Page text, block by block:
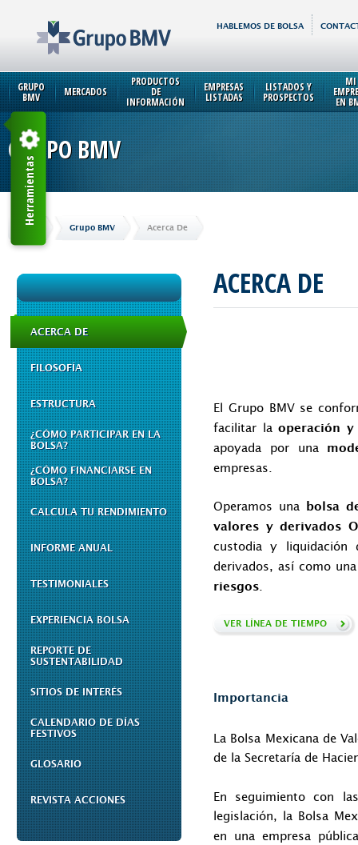
HABLEMOS DE BOLSA
GRUPO
BMV MERCADOS
PRODUCTOS
DE
INFORMACIÓN
EMPRESAS
LISTADAS
LISTADOS Y
PROSPECTOS
MI
EN
GRUPO BMV
Inicio Grupo BMV Acerca De
ACERCA DE
FILOSOFÍA
ESTRUCTURA
¿CÓMO PARTICIPAR EN LA
BOLSA?
¿CÓMO FINANCIARSE EN
BOLSA?
CALCULA TU RENDIMIENTO
INFORME ANUAL
TESTIMONIALES
EXPERIENCIA BOLSA
REPORTE DE
SUSTENTABILIDAD
SITIOS DE INTERÉS
CALENDARIO DE DÍAS
FESTIVOS
GLOSARIO
REVISTA ACCIONES
ACERCA DE
El Grupo BMV se
facilitar laoperación
apoyada por una
empresas.
Operamos una bolsa
valores y derivados
custodia y
derivados, así como
riesgos
VER LÍNEA DE TIEMPO
Importancia
La Bolsa Mexicana de
de la Secretaría de
En seguimiento con
legislación, la Bolsa
en una empresa
Herramientas